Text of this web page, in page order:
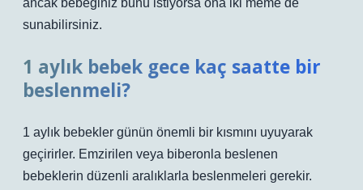
ancak bebeğiniz bunu istiyorsa ona iki meme de
sunabilirsiniz.
1 aylık bebek gece kaç saatte bir
beslenmeli?
1 aylık bebekler günün önemli bir kısmını uyuyarak
geçirirler. Emzirilen veya biberonla beslenen
bebeklerin düzenli aralıklarla beslenmeleri gerekir.